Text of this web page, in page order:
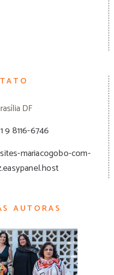
DF
9 8116-6746
mariacogobo-com-
AUTORAS